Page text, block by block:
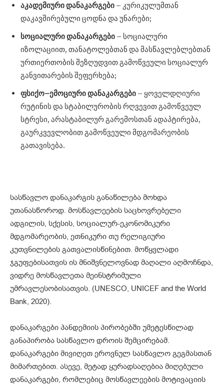
აკადემიურიდანაკარგები – კურიკულუმთან
დაკავშირებული ცოდნა და უნარები;
სოციალურიდანაკარგები – სოციალური
იზოლაციით, თანატოლებთან და მასწავლებლებთან
ურთიერთობის შეზღუდვით გამოწვეული სოციალურ
განვითარების შეფერხება;
ფსიქო–ემოციურიდანაკარგები – ყოველდღიური
რუტინის და სტაბილურობის რღვევით გამოწვეულ
სტრესი, არასტაბილურ გარემოსთან ადაპტირება,
გაურკვევლობით გამოწვეული მდგომარეობის
გათავისება.
სასწავლო დანაკარგის განაწილება მოხდა
უთანასწოროდ. მოსწავლეების საცხოვრებელი
ადგილის, სქესის, სოციალურ-ეკონომიკური
მდგომარეობის, ეთნიკური თუ რელიგიური
კუთვნილების გათვალისწინებით. მოწყვლადი
ჯგუფებისათვის ის მნიშვნელოვნად მაღალი აღმოჩნდა,
ვიდრე მოსწავლეთა მეინსტრიმული
უმრავლესობისათვის. (UNESCO, UNICEF and the World
Bank, 2020).
დანაკარგები პანდემიის პირობებში უმეტესწილად
განაპირობა სასწავლო დროის შემცირებამ.
დანაკარგები მივიღეთ ეროვნულ სასწავლო გეგმასთან
მიმართებით. ასევე, მეტად ყურადსაღებია მიღებული
დანაკარგები, რომლებიც მოსწავლეების მოტივაციის